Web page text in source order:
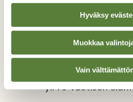
Hyväksy
Muokkaa
Vain
Mikä se
Tämä sieni "korva" tulee
kaukaa. Kävelytien
mänty, jonka kyljessä on
Yleisyydestä en tiedä,
yli 70-vuotisen